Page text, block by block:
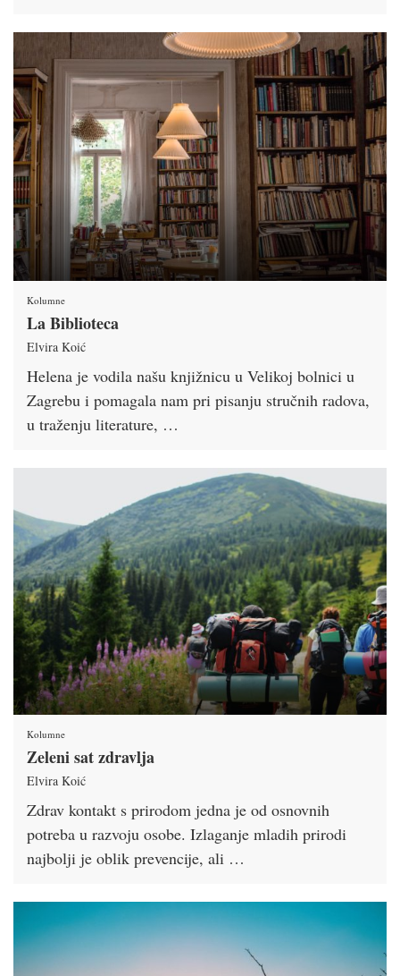
Kolumne
La Biblioteca
Elvira Koić
Helena je vodila našu knjižnicu u Velikoj bolnici u
Zagrebu i pomagala nam pri pisanju stručnih radova,
u traženju literature, …
Kolumne
Zeleni sat zdravlja
Elvira Koić
Zdrav kontakt s prirodom jedna je od osnovnih
potreba u razvoju osobe. Izlaganje mladih prirodi
najbolji je oblik prevencije, ali …